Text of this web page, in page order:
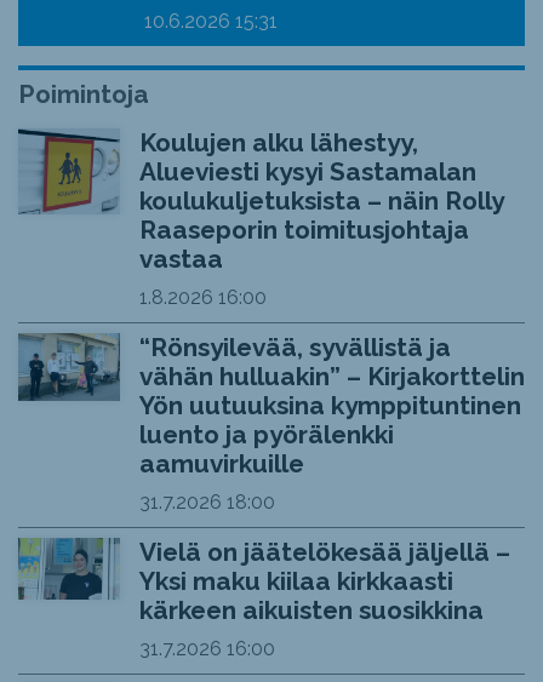
10.6.2026 15:31
Poimintoja
Koulujen alku lähestyy,
Alueviesti kysyi Sastamalan
koulukuljetuksista – näin Rolly
Raaseporin toimitusjohtaja
vastaa
1.8.2026 16:00
“Rönsyilevää, syvällistä ja
vähän hulluakin” – Kirjakorttelin
Yön uutuuksina kymppituntinen
luento ja pyörälenkki
aamuvirkuille
31.7.2026 18:00
Vielä on jäätelökesää jäljellä –
Yksi maku kiilaa kirkkaasti
kärkeen aikuisten suosikkina
31.7.2026 16:00